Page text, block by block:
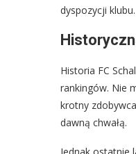
dyspozycji klubu.
Historia FC
rankingów. Nie
krotny
dawną chwałą.